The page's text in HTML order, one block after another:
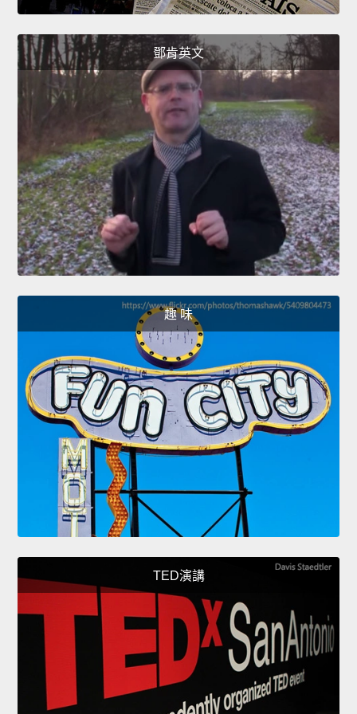
鄧肯英文
趣 味
TED演講